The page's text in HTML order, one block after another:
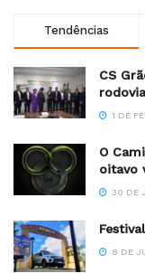
Tendências
CS
1 DE
O
oitavo
30 DE
8 DE